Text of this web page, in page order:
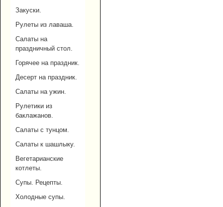
Закуски.
Рулеты из лаваша.
Салаты на
праздничный стол.
Горячее на праздник.
Десерт на праздник.
Салаты на ужин.
Рулетики из
баклажанов.
Салаты с тунцом.
Салаты к шашлыку.
Вегетарианские
котлеты.
Супы. Рецепты.
Холодные супы.